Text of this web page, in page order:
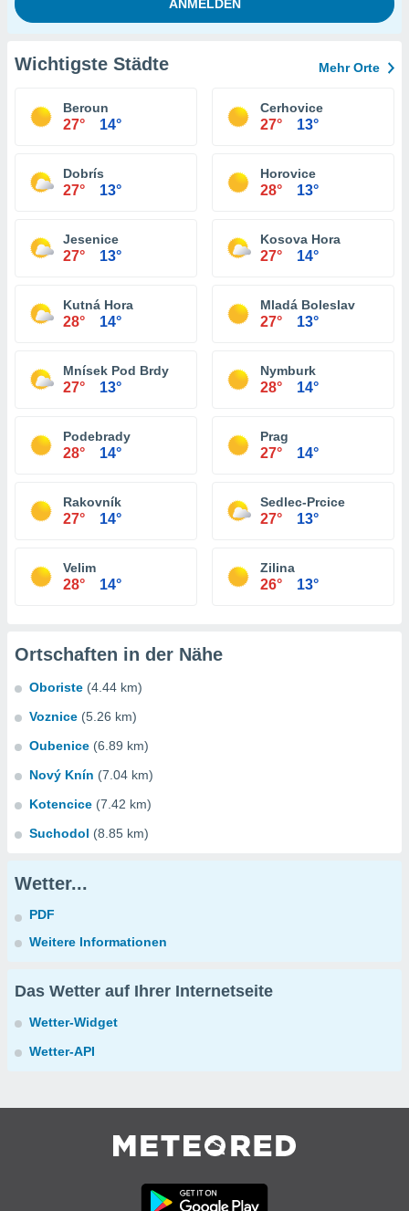
Wichtigste Städte Mehr Orte
Beroun
27° 14°
Cerhovice
27° 13°
Dobrís
27° 13°
Horovice
28° 13°
Jesenice
27° 13°
Kosova Hora
27° 14°
Kutná Hora
28° 14°
Mladá Boleslav
27° 13°
Mnísek Pod Brdy
27° 13°
Nymburk
28° 14°
Podebrady
28° 14°
Prag
27° 14°
Rakovník
27° 14°
Sedlec-Prcice
27° 13°
Velim
28° 14°
Zilina
26° 13°
Ortschaften in der Nähe
Oboriste (4.44 km)
Voznice (5.26 km)
Oubenice (6.89 km)
Nový Knín (7.04 km)
Kotencice (7.42 km)
Suchodol (8.85 km)
Wetter...
PDF
Weitere Informationen
Das Wetter auf Ihrer Internetseite
Wetter-Widget
Wetter-API